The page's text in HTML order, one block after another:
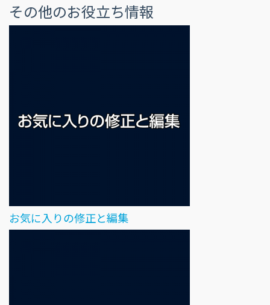
その他のお役立ち情報
お気に入りの修正と編集